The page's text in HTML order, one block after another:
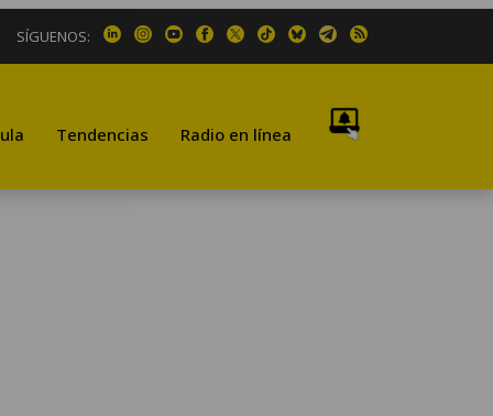
SÍGUENOS:
Tendencias Radio en línea